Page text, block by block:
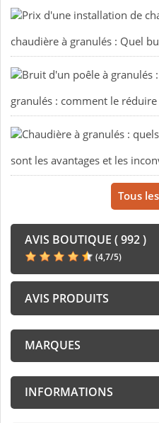
chaudière à granulés : Quel
granulés : comment le
sont les avantages et les
Tous
AVIS BOUTIQUE ( 992 )
(4,7/5)
AVIS PRODUITS
MARQUES
INFORMATIONS